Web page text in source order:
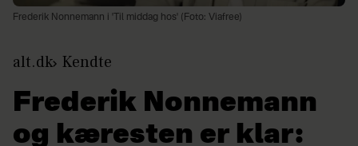
Frederik Nonnemann i 'Til middag hos' (Foto: Viafree)
alt.dk Kendte
Frederik Nonnemann
og kæresten er klar: